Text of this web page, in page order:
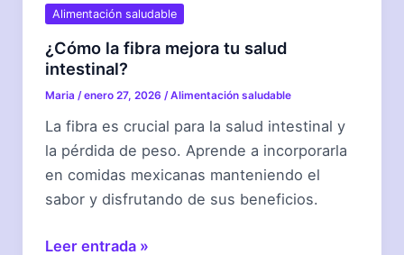
Alimentación saludable
¿Cómo la fibra mejora tu salud
intestinal?
Maria /enero 27, 2026 /Alimentación saludable
La fibra es crucial para la salud intestinal y
la pérdida de peso. Aprende a incorporarla
en comidas mexicanas manteniendo el
sabor y disfrutando de sus beneficios.
¿Cómo
Leer entrada »